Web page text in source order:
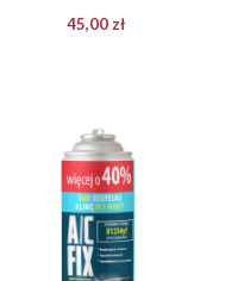
45,00 zł